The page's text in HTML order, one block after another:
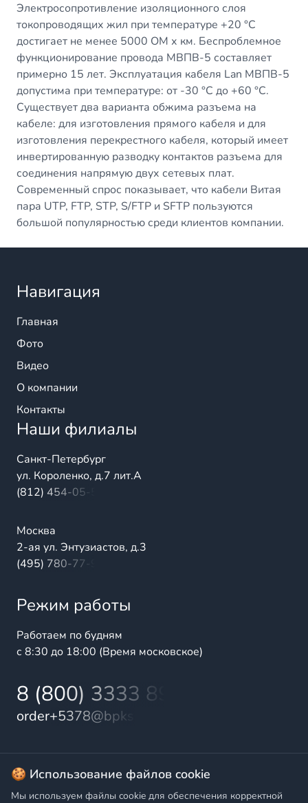
Электросопротивление изоляционного слоя
токопроводящих жил при температуре +20 °С
достигает не менее 5000 ОМ х км. Беспроблемное
функционирование провода МВПВ-5 составляет
примерно 15 лет. Эксплуатация кабеля Lan МВПВ-5
допустима при температуре: от -30 °С до +60 °С.
Существует два варианта обжима разъема на
кабеле: для изготовления прямого кабеля и для
изготовления перекрестного кабеля, который имеет
инвертированную разводку контактов разъема для
соединения напрямую двух сетевых плат.
Современный спрос показывает, что кабели Витая
пара UTP, FTP, STP, S/FTP и SFTP пользуются
большой популярностью среди клиентов компании.
Навигация
Главная
Фото
Видео
О компании
Контакты
Наши филиалы
Санкт-Петербург
ул. Короленко, д.7 лит.А
(812) 454-05-54
Москва
2-ая ул. Энтузиастов, д.3
(495) 780-77-98
Режим работы
Работаем по будням
с 8:30 до 18:00 (Время московское)
8 (800) 3333 899
order+5378@bpks.ru
© 2025 БалтПромКомплект — комплексные поставки
высококачественной продукции промышленного и
🍪 Использование файлов cookie
Мы используем файлы cookie для обеспечения корректной